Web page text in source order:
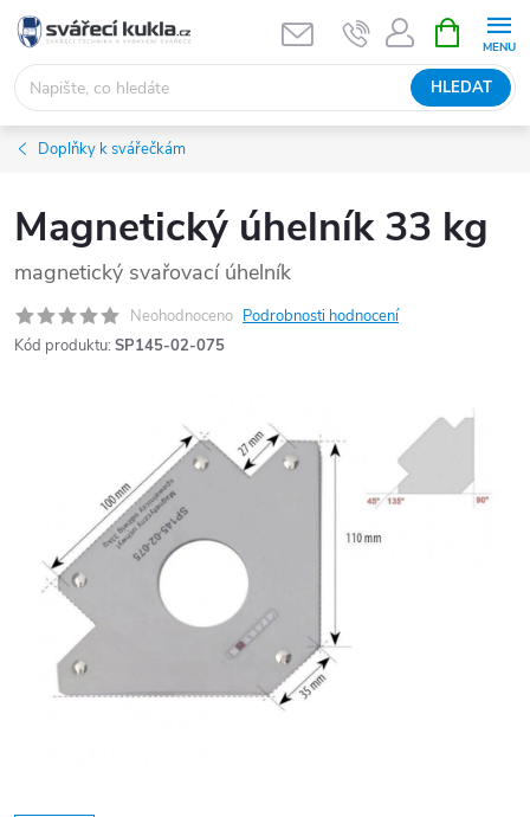
Přejít na obsah
HLEDAT
Doplňky k svářečkám
Magnetický úhelník 33 kg
magnetický svařovací úhelník
Neohodnoceno Podrobnosti hodnocení
Kód produktu: SP145-02-075